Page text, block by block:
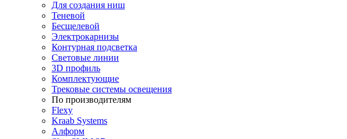
Для создания ниш
Теневой
Бесщелевой
Электрокарнизы
Контурная подсветка
Световые линии
3D профиль
Комплектующие
Трековые системы освещения
По производителям
Flexy
Kraab Systems
Алформ